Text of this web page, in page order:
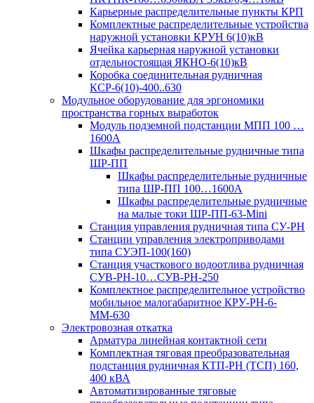
Карьерные распределительные пункты КРП
Комплектные распределительные устройства
наружной установки КРУН 6(10)кВ
Ячейка карьерная наружной установки
отдельностоящая ЯКНО-6(10)кВ
Коробка соединительная рудничная
КСР-6(10)-400..630
Модульное оборудование для эргономики
пространства горных выработок
Модуль подземной подстанции МПП 100 …
1600А
Шкафы распределительные рудничные типа
ШР-ПП
Шкафы распределительные рудничные
типа ШР-ПП 100…1600А
Шкафы распределительные рудничные
на малые токи ШР-ПП-63-Mini
Станция управления рудничная типа СУ-РН
Станции управления электроприводами
типа СУЭП-100(160)
Станция участкового водоотлива рудничная
СУВ-РН-10…СУВ-РН-250
Комплектное распределительное устройство
мобильное малогабаритное КРУ-РН-6-
ММ-630
Электровозная откатка
Арматура линейная контактной сети
Комплектная тяговая преобразовательная
подстанция рудничная КТП-РН (ТСП) 160,
400 кВА
Автоматизированные тяговые